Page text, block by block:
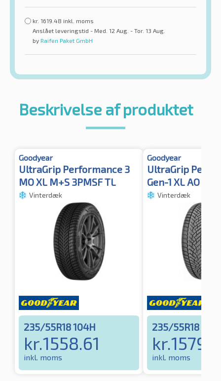
kr. 1619.48 inkl. moms
Anslået leveringstid - Med. 12 Aug. - Tor. 13 Aug.
by Raifen Paket GmbH
Beskrivelse af produktet
Goodyear
UltraGrip Performance 3
MO XL M+S 3PMSF TL
Vinterdæk
235/55R18 104H
kr.1558.61
inkl. moms
Goodyear
UltraGrip
Gen-1 XL AO
Vinterdæk
235/55R18
kr.
inkl. moms